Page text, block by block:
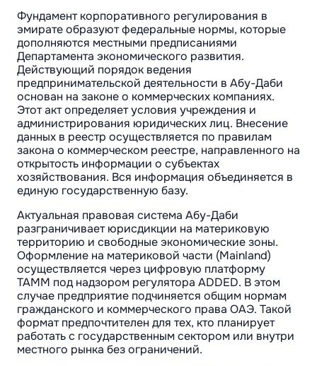
Фундамент корпоративного регулирования в
эмирате образуют федеральные нормы, которые
дополняются местными предписаниями
Департамента экономического развития.
Действующий порядок ведения
предпринимательской деятельности в Абу-Даби
основан на законе о коммерческих компаниях.
Этот акт определяет условия учреждения и
администрирования юридических лиц. Внесение
данных в реестр осуществляется по правилам
закона о коммерческом реестре, направленного на
открытость информации о субъектах
хозяйствования. Вся информация объединяется в
единую государственную базу.
Актуальная правовая система Абу-Даби
разграничивает юрисдикции на материковую
территорию и свободные экономические зоны.
Оформление на материковой части (Mainland)
осуществляется через цифровую платформу
TAMM под надзором регулятора ADDED. В этом
случае предприятие подчиняется общим нормам
гражданского и коммерческого права ОАЭ. Такой
формат предпочтителен для тех, кто планирует
работать с государственным сектором или внутри
местного рынка без ограничений.